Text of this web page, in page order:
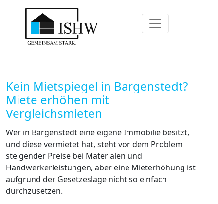
Kein Mietspiegel in Bargenstedt?
Miete erhöhen mit
Vergleichsmieten
Wer in Bargenstedt eine eigene Immobilie besitzt,
und diese vermietet hat, steht vor dem Problem
steigender Preise bei Materialen und
Handwerkerleistungen, aber eine Mieterhöhung ist
aufgrund der Gesetzeslage nicht so einfach
durchzusetzen.